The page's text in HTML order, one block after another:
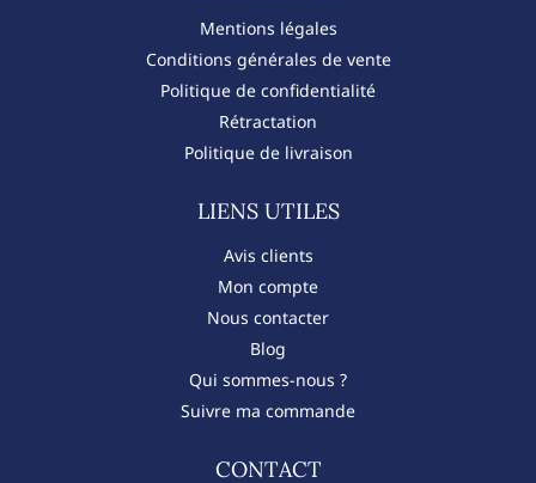
Mentions légales
Conditions générales de vente
Politique de confidentialité
Rétractation
Politique de livraison
LIENS UTILES
Avis clients
Mon compte
Nous contacter
Blog
Qui sommes-nous ?
Suivre ma commande
CONTACT​